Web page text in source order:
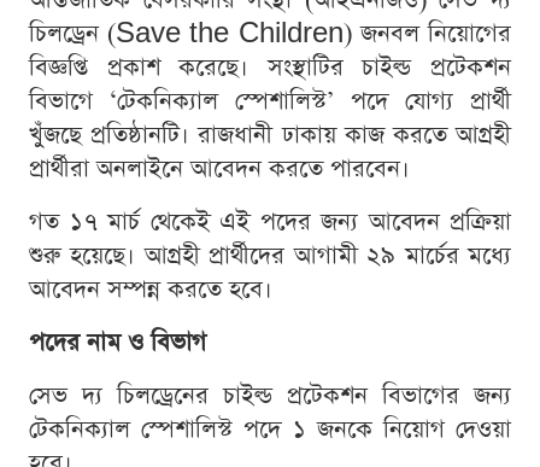
চিলড্রেন (Save the Children) জনবল নিয়োগের
বিজ্ঞপ্তি প্রকাশ করেছে। সংস্থাটির চাইল্ড প্রটেকশন
বিভাগে ‘টেকনিক্যাল স্পেশালিস্ট’ পদে যোগ্য প্রার্থী
খুঁজছে প্রতিষ্ঠানটি। রাজধানী ঢাকায় কাজ করতে আগ্রহী
প্রার্থীরা অনলাইনে আবেদন করতে পারবেন।
গত ১৭ মার্চ থেকেই এই পদের জন্য আবেদন প্রক্রিয়া
শুরু হয়েছে। আগ্রহী প্রার্থীদের আগামী ২৯ মার্চের মধ্যে
আবেদন সম্পন্ন করতে হবে।
পদের নাম ও বিভাগ
সেভ দ্য চিলড্রেনের চাইল্ড প্রটেকশন বিভাগের জন্য
টেকনিক্যাল স্পেশালিস্ট পদে ১ জনকে নিয়োগ দেওয়া